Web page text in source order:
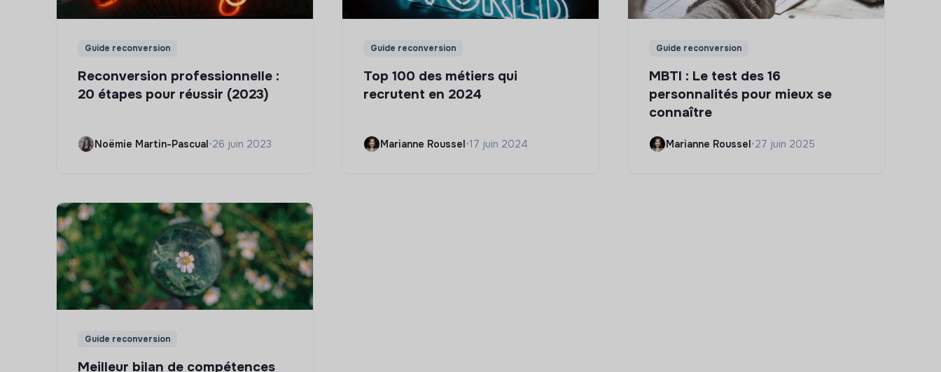
Guide reconversion
Reconversion professionnelle :
20 étapes pour réussir (2023)
Noëmie Martin-Pascual•26 juin 2023
Guide reconversion
Top 100 des métiers qui
recrutent en 2024
Marianne Roussel•17 juin 2024
Guide reconversion
MBTI : Le test des 16
personnalités pour mieux se
connaître
Marianne Roussel•27 juin 2025
Guide reconversion
Meilleur bilan de compétences